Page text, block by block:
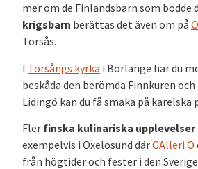
mer om de Finlandsbarn som bodde
krigsbarn berättas det även om på
Torsås.
I Torsångs kyrka i Borlänge har du
beskåda den berömda Finnkuren och
Lidingö kan du få smaka på karelska
Fler finska kulinariska upplevelser
exempelvis i Oxelösund därGAlleri O
från högtider och fester i den